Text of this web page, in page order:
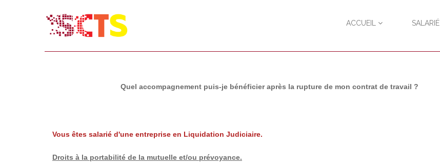
ACCUEIL SALARIÉ
Quel accompagnement puis-je bénéficier après la rupture de mon contrat de travail ?
Vous êtes salarié d'une entreprise en Liquidation Judiciaire.
Droits à la portabilité de la mutuelle et/ou prévoyance.